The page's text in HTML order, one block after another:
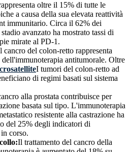
oltre il 15% di tutte le
a causa della sua elevata reattività
immunitario. Circa il 62% dei
avanzato ha mostrato tassi di
mirate al PD-1.
cancro del colon-retto rappresenta
antitumorale. Oltre
I tumori del colon-retto ad
di regimi basati sul sistema
alla prostata contribuisce per
basata sul tipo. L'immunoterapia
resistente alla castrazione ha
del 25% degli indicatori di
corso.
Il trattamento del cancro della